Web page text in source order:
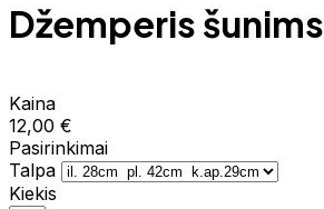
Džemperis šunims
Kaina
12,00 €
Pasirinkimai
Talpa
Kiekis